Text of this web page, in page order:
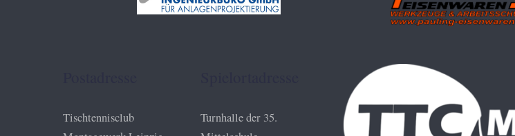
Tischtennisclub
Turnhalle der 35.